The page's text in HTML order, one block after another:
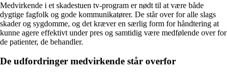
Medvirkende i et skadestuen tv-program er nødt til at være både
dygtige fagfolk og gode kommunikatører. De står over for alle slags
skader og sygdomme, og det kræver en særlig form for håndtering at
kunne agere effektivt under pres og samtidig være medfølende over for
de patienter, de behandler.
De udfordringer medvirkende står overfor